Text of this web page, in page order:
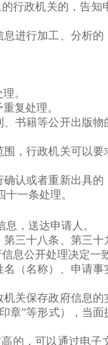
行政机关的，告知
进行加工、分析的
。
复处理。
书籍等公开出版物
，行政机关可以
认或者重新出具的
一条处理。
，送达申请人。
三十八条、第三十
息公开处理决定一
（名称）、申请
关保存政府信息的
章”等形式），当
的，可以通过电子